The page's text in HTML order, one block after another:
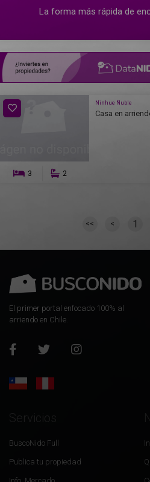
La forma más rápida de
Ninhue Ñuble
Casa en
3 2
<< < 1
El primer portal enfocado 100% al
arriendo en Chile.
Servicios
BuscoNido Full
Publica tu propiedad